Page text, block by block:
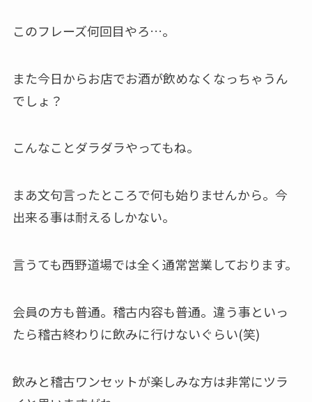
このフレーズ何回目やろ…。
また今日からお店でお酒が飲めなくなっちゃうん
でしょ？
こんなことダラダラやってもね。
まあ文句言ったところで何も始りませんから。今
出来る事は耐えるしかない。
言うても西野道場では全く通常営業しております。
会員の方も普通。稽古内容も普通。違う事といっ
たら稽古終わりに飲みに行けないぐらい(笑)
飲みと稽古ワンセットが楽しみな方は非常にツラ